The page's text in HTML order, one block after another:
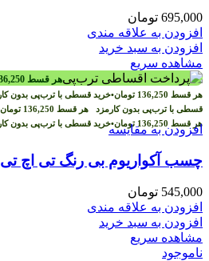
695,000 تومان
افزودن به علاقه مندی
افزودن به سبد خرید
مشاهده سریع
هر قسط
هر قسط 136,250 تومان•خرید قسطی با ترب‌پی بدون
قسطی با ترب‌پی بدون کارمزد هر قسط 136,250 تومان
هر قسط 136,250 تومان•خرید قسطی با ترب‌پی بدونافزودن به مقایسه
چسب آکواریوم بی رنگ تی اچ تی پلاس
545,000 تومان
افزودن به علاقه مندی
افزودن به سبد خرید
مشاهده سریع
ناموجود